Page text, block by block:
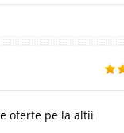
oferte pe la altii